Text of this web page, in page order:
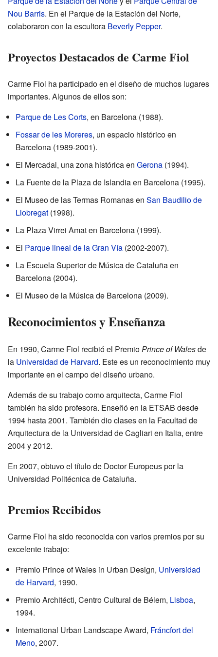
Nou Barris. En el Parque de la Estación del Norte,
colaboraron con la escultora Beverly Pepper.
Proyectos Destacados de Carme Fiol
Carme Fiol ha participado en el diseño de muchos lugares
importantes. Algunos de ellos son:
Parque de Les Corts, en Barcelona (1988).
Fossar de les Moreres, un espacio histórico en
Barcelona (1989-2001).
El Mercadal, una zona histórica en Gerona (1994).
La Fuente de la Plaza de Islandia en Barcelona (1995).
El Museo de las Termas Romanas en San Baudilio de
Llobregat (1998).
La Plaza Virrei Amat en Barcelona (1999).
El Parque lineal de la Gran Vía (2002-2007).
La Escuela Superior de Música de Cataluña en
Barcelona (2004).
El Museo de la Música de Barcelona (2009).
Reconocimientos y Enseñanza
En 1990, Carme Fiol recibió el PremioPrince of Walesde
la Universidad de Harvard. Este es un reconocimiento muy
importante en el campo del diseño urbano.
Además de su trabajo como arquitecta, Carme Fiol
también ha sido profesora. Enseñó en la ETSAB desde
1994 hasta 2001. También dio clases en la Facultad de
Arquitectura de la Universidad de Cagliari en Italia, entre
2004 y 2012.
En 2007, obtuvo el título de Doctor Europeus por la
Universidad Politécnica de Cataluña.
Premios Recibidos
Carme Fiol ha sido reconocida con varios premios por su
excelente trabajo:
Premio Prince of Wales in Urban Design, Universidad
de Harvard, 1990.
Premio Architécti, Centro Cultural de Bélem, Lisboa,
1994.
International Urban Landscape Award, Fráncfort del
Meno, 2007.